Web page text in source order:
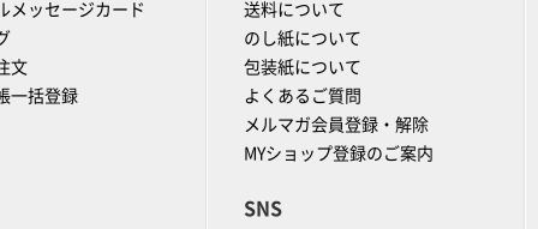
メッセージカード
文
一括登録
送料について
のし紙について
包装紙について
よくあるご質問
メルマガ会員登録・解除
MYショップ登録のご案内
SNS